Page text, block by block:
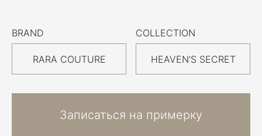
BRAND
RARA COUTURE
COLLECTION
HEAVEN'S SECRET
Записаться на примерку